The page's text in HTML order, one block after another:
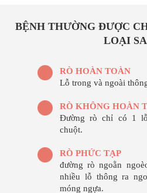
BỆNH THƯỜNG ĐƯỢC
LOẠI
RÒ HOÀN TOÀN
Lỗ trong và ngoài
RÒ KHÔNG HOÀN
Đường rò chỉ có 1
chuột.
RÒ PHỨC TẠP
đường rò ngoằn
nhiều lỗ thông ra
móng ngựa.